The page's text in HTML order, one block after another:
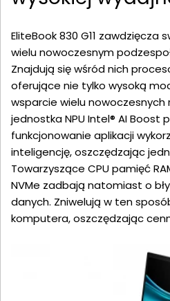
EliteBook 830 G11 zawdzięcza
wielu nowoczesnym
Znajdują się wśród nich
oferujące nie tylko wysoką
wsparcie wielu nowoczesnych
jednostka NPU Intel® AI Boost
funkcjonowanie aplikacji
inteligencję, oszczędzając
Towarzyszące CPU pamięć
NVMe zadbają natomiast o
danych. Zniwelują w ten
komputera, oszczędzając